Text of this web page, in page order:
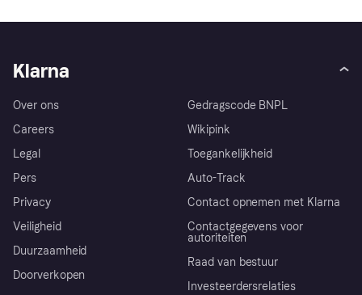
Klarna
Over ons
Careers
Legal
Pers
Privacy
Veiligheid
Duurzaamheid
Doorverkopen
Gedragscode BNPL
Wikipink
Toegankelijkheid
Auto-Track
Contact opnemen met Klarna
Contactgegevens voor
autoriteiten
Raad van bestuur
Investeerdersrelaties